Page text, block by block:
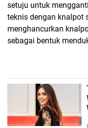
setuju untuk
teknis dengan knalpot
menghancurkan
sebagai bentuk